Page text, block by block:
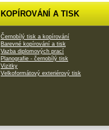
KOPÍROVÁNÍ A TISK
Černobílý tisk a kopírování
Barevné kopírování a tisk
Vazba diplomových prací
Planografie - černobílý tisk
Vizitky
Velkoformátový exteriérový tisk